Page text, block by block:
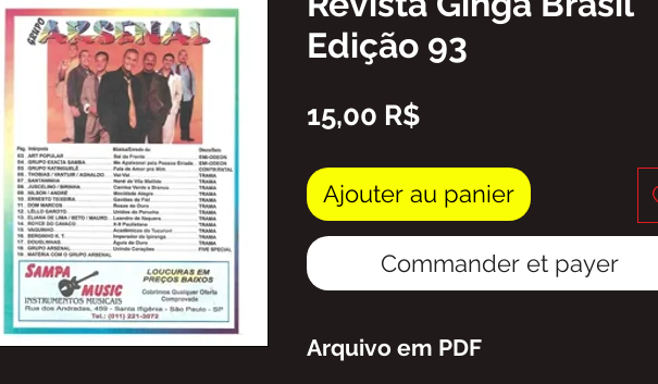
Edição 93
15,00 R$Prix
Ajouter au panier
Commander et payer
Arquivo em PDF